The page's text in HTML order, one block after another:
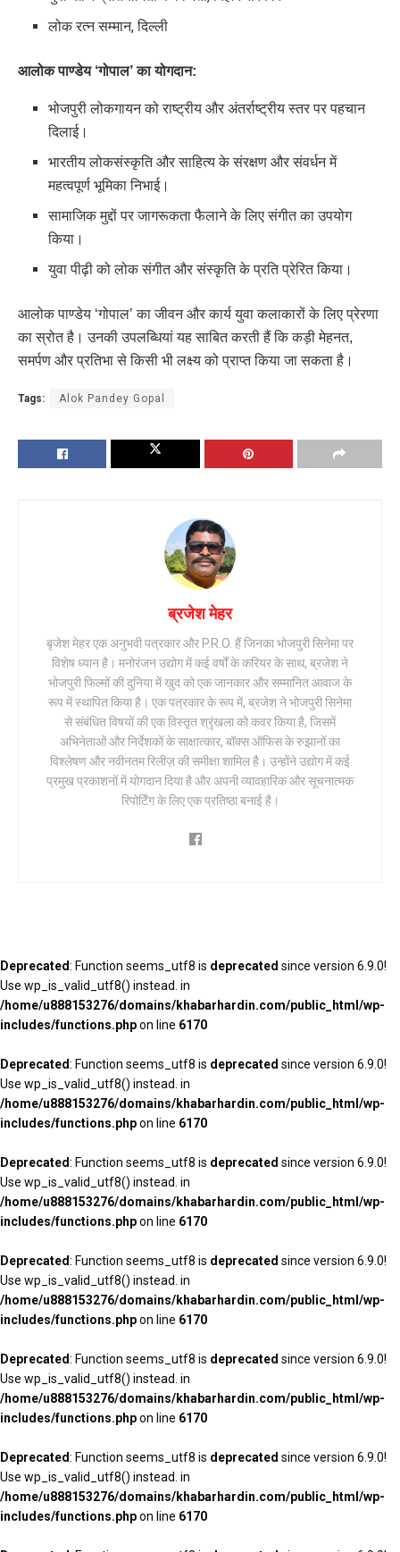
लोक रत्न सम्मान, दिल्ली
आलोक पाण्डेय ‘गोपाल’ का योगदान:
भोजपुरी लोकगायन को राष्ट्रीय और अंतर्राष्ट्रीय स्तर पर पहचान
दिलाई।
भारतीय लोकसंस्कृति और साहित्य के संरक्षण और संवर्धन में
महत्वपूर्ण भूमिका निभाई।
सामाजिक मुद्दों पर जागरूकता फैलाने के लिए संगीत का उपयोग
किया।
युवा पीढ़ी को लोक संगीत और संस्कृति के प्रति प्रेरित किया।
आलोक पाण्डेय ‘गोपाल’ का जीवन और कार्य युवा कलाकारों के लिए प्रेरणा
का स्रोत है। उनकी उपलब्धियां यह साबित करती हैं कि कड़ी मेहनत,
समर्पण और प्रतिभा से किसी भी लक्ष्य को प्राप्त किया जा सकता है।
Tags: Alok Pandey Gopal
ब्रजेश मेहर
बृजेश मेहर एक अनुभवी पत्रकार और P.R.O. हैं जिनका भोजपुरी सिनेमा पर
विशेष ध्यान है। मनोरंजन उद्योग में कई वर्षों के करियर के साथ, ब्रजेश ने
भोजपुरी फिल्मों की दुनिया में खुद को एक जानकार और सम्मानित आवाज के
रूप में स्थापित किया है। एक पत्रकार के रूप में, ब्रजेश ने भोजपुरी सिनेमा
से संबंधित विषयों की एक विस्तृत श्रृंखला को कवर किया है, जिसमें
अभिनेताओं और निर्देशकों के साक्षात्कार, बॉक्स ऑफिस के रुझानों का
विश्लेषण और नवीनतम रिलीज़ की समीक्षा शामिल है। उन्होंने उद्योग में कई
प्रमुख प्रकाशनों में योगदान दिया है और अपनी व्यावहारिक और सूचनात्मक
रिपोर्टिंग के लिए एक प्रतिष्ठा बनाई है।
Deprecated: Function seems_utf8 is deprecated since version 6.9.0!
Use wp_is_valid_utf8() instead. in
/home/u888153276/domains/khabarhardin.com/public_html/wp-
includes/functions.phpon line 6170
Deprecated: Function seems_utf8 is deprecated since version 6.9.0!
Use wp_is_valid_utf8() instead. in
/home/u888153276/domains/khabarhardin.com/public_html/wp-
includes/functions.phpon line 6170
Deprecated: Function seems_utf8 is deprecated since version 6.9.0!
Use wp_is_valid_utf8() instead. in
/home/u888153276/domains/khabarhardin.com/public_html/wp-
includes/functions.phpon line 6170
Deprecated: Function seems_utf8 is deprecated since version 6.9.0!
Use wp_is_valid_utf8() instead. in
/home/u888153276/domains/khabarhardin.com/public_html/wp-
includes/functions.phpon line 6170
Deprecated: Function seems_utf8 is deprecated since version 6.9.0!
Use wp_is_valid_utf8() instead. in
/home/u888153276/domains/khabarhardin.com/public_html/wp-
includes/functions.phpon line 6170
Deprecated: Function seems_utf8 is deprecated since version 6.9.0!
Use wp_is_valid_utf8() instead. in
/home/u888153276/domains/khabarhardin.com/public_html/wp-
includes/functions.phpon line 6170